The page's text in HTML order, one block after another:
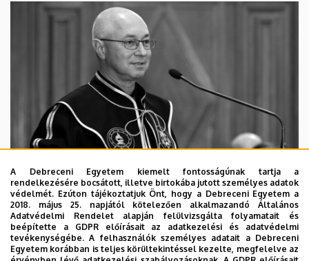
2026. augusztus 5.
Díszdoktorát gyászolja a Debreceni
A Debreceni Egyetem kiemelt fontosságúnak tartja a
rendelkezésére bocsátott, illetve birtokába jutott személyes adatok
védelmét. Ezúton tájékoztatjuk Önt, hogy a Debreceni Egyetem a
2018. május 25. napjától kötelezően alkalmazandó Általános
Adatvédelmi Rendelet alapján felülvizsgálta folyamatait és
beépítette a GDPR előírásait az adatkezelési és adatvédelmi
tevékenységébe. A felhasználók személyes adatait a Debreceni
Egyetem korábban is teljes körültekintéssel kezelte, megfelelve az